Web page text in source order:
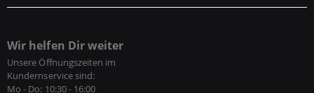
Wir helfen Dir weiter
Unsere Öffnungszeiten im
Kundernservice sind:
Mo - Do: 10:30 - 16:00